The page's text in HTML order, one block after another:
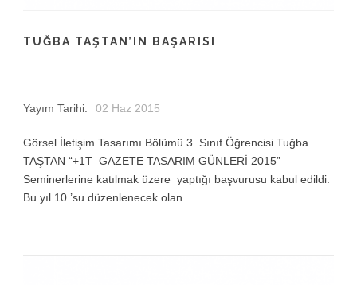
TUĞBA TAŞTAN’IN BAŞARISI
Yayım Tarihi: 02 Haz 2015
Görsel İletişim Tasarımı Bölümü 3. Sınıf Öğrencisi Tuğba
TAŞTAN “+1T GAZETE TASARIM GÜNLERİ 2015”
Seminerlerine katılmak üzere yaptığı başvurusu kabul edildi.
Bu yıl 10.’su düzenlenecek olan…